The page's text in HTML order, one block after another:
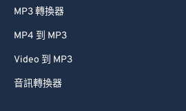
MP3 轉換器
MP4 到 MP3
Video 到 MP3
音訊轉換器